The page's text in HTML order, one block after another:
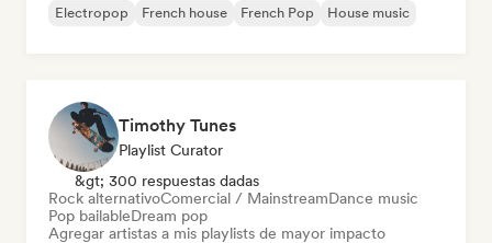
Electropop
French house French Pop House music
Timothy Tunes
Playlist Curator
&gt; 300 respuestas dadas
Rock alternativoComercial / MainstreamDance music
Pop bailableDream pop
Agregar artistas a mis playlists de mayor impacto